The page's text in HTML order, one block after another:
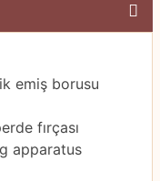
emiş borusu
fırçası
apparatus